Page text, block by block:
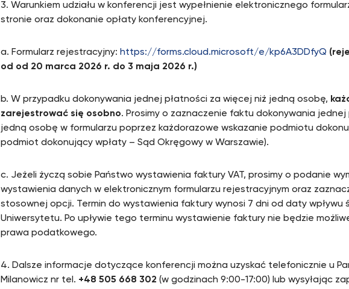
3. Warunkiem udziału w konferencji jest wypełnienie elektronicznego
stronie oraz dokonanie opłaty konferencyjnej.
a. Formularz rejestracyjny: https://forms.cloud.microsoft/e/kp6A3DDfyQ
od od 20 marca 2026 r. do 3 maja 2026 r.)
b. W przypadku dokonywania jednej płatności za więcej niż jedną osobę,
zarejestrować się osobno. Prosimy o zaznaczenie faktu dokonywania jednej
jedną osobę w formularzu poprzez każdorazowe wskazanie podmiotu
podmiot dokonujący wpłaty – Sąd Okręgowy w Warszawie).
c. Jeżeli życzą sobie Państwo wystawienia faktury VAT, prosimy o podanie
wystawienia danych w elektronicznym formularzu rejestracyjnym oraz
stosownej opcji. Termin do wystawienia faktury wynosi 7 dni od daty wpływu
Uniwersytetu. Po upływie tego terminu wystawienie faktury nie będzie
prawa podatkowego.
4. Dalsze informacje dotyczące konferencji można uzyskać telefonicznie u
Milanowicz nr tel. +48 505 668 302 (w godzinach 9:00-17:00) lub wysyłając